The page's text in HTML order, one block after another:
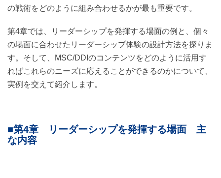
の戦術をどのように組み合わせるかが最も重要です。
第4章では、リーダーシップを発揮する場面の例と、個々
の場面に合わせたリーダーシップ体験の設計方法を探りま
す。そして、MSC/DDIのコンテンツをどのように活用す
ればこれらのニーズに応えることができるのかについて、
実例を交えて紹介します。
■第4章 リーダーシップを発揮する場面 主
な内容